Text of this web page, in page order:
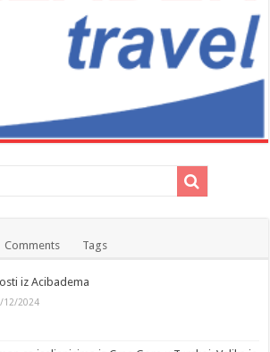
Comments Tags
iz Acibadema
12/2024